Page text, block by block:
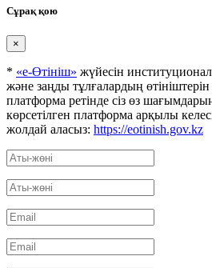
Сұрақ қою
×
* «е-Өтініш» жүйесін
және заңды тұлғалардың
платформа ретінде сіз өз
көрсетілген платформа арқылы
жолдай аласыз: https://eotinish.gov.kz